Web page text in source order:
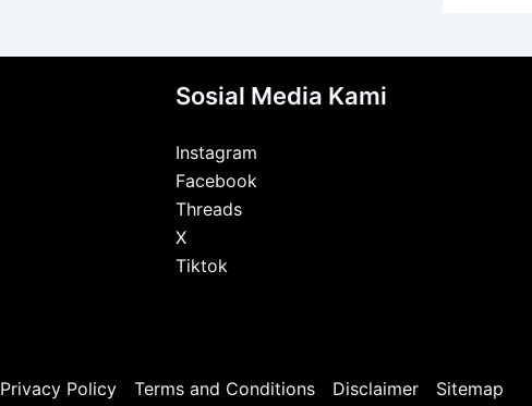
Sosial Media Kami
Instagram
Facebook
Threads
X
Tiktok
Privacy Policy Terms and Conditions Disclaimer Sitemap